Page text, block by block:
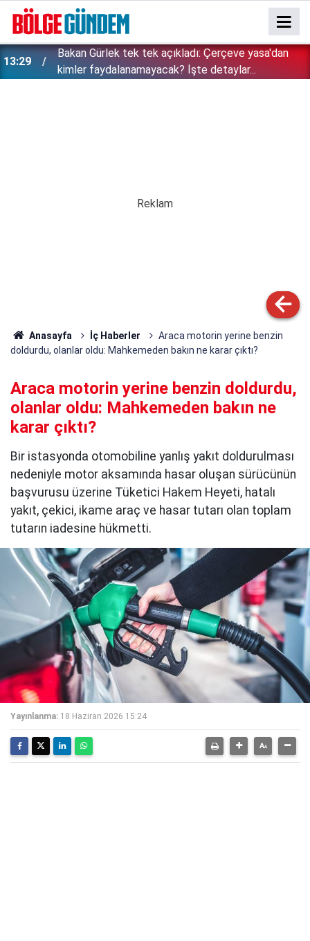
13:29
Bakan Gürlek tek tek açıkladı: Çerçeve yasa'dan
kimler faydalanamayacak? İşte detaylar...
Anasayfa İç Haberler
Araca motorin yerine benzin
doldurdu, olanlar oldu: Mahkemeden bakın ne karar çıktı?
Araca motorin yerine benzin doldurdu,
olanlar oldu: Mahkemeden bakın ne
karar çıktı?
Bir istasyonda otomobiline yanlış yakıt doldurulması
nedeniyle motor aksamında hasar oluşan sürücünün
başvurusu üzerine Tüketici Hakem Heyeti, hatalı
yakıt, çekici, ikame araç ve hasar tutarı olan toplam
tutarın iadesine hükmetti.
Yayınlanma: 18 Haziran 2026 15:24